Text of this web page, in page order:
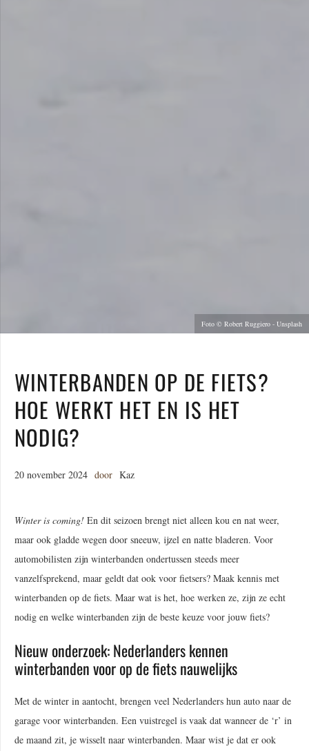
Foto © Robert Ruggiero - Unsplash
WINTERBANDEN OP DE FIETS?
HOE WERKT HET EN IS HET
NODIG?
20 november 2024 door Kaz
Winter is coming! En dit seizoen brengt niet alleen kou en nat weer,
maar ook gladde wegen door sneeuw, ijzel en natte bladeren. Voor
automobilisten zijn winterbanden ondertussen steeds meer
vanzelfsprekend, maar geldt dat ook voor fietsers? Maak kennis met
winterbanden op de fiets. Maar wat is het, hoe werken ze, zijn ze echt
nodig en welke winterbanden zijn de beste keuze voor jouw fiets?
Nieuw onderzoek: Nederlanders kennen
winterbanden voor op de fiets nauwelijks
Met de winter in aantocht, brengen veel Nederlanders hun auto naar de
garage voor winterbanden. Een vuistregel is vaak dat wanneer de ‘r’ in
de maand zit, je wisselt naar winterbanden. Maar wist je dat er ook